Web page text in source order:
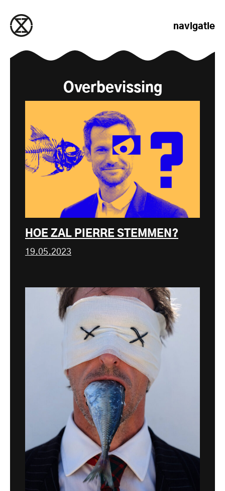
navigatie
Overbevissing
HOE ZAL PIERRE STEMMEN?
19.05.2023